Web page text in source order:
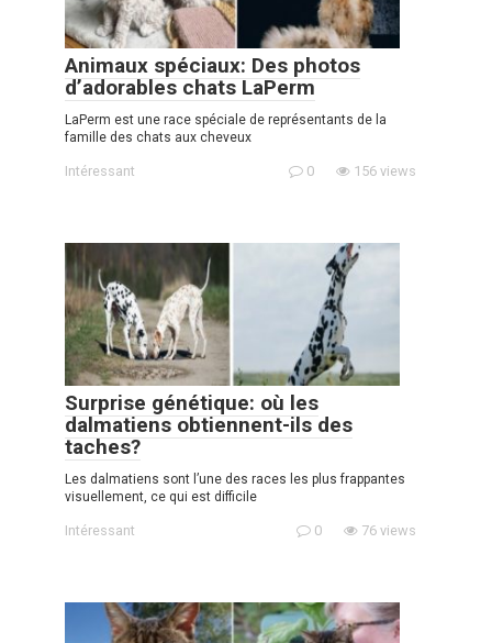
Animaux spéciaux: Des photos
d’adorables chats LaPerm
LaPerm est une race spéciale de représentants de la
famille des chats aux cheveux
Intéressant 0 156 views
Surprise génétique: où les
dalmatiens obtiennent-ils des
taches?
Les dalmatiens sont l’une des races les plus frappantes
visuellement, ce qui est difficile
Intéressant 0 76 views